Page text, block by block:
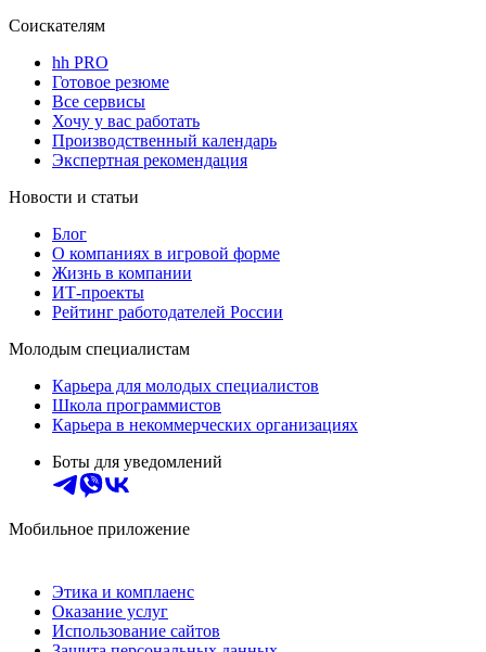
Соискателям
hh PRO
Готовое резюме
Все сервисы
Хочу у вас работать
Производственный календарь
Экспертная рекомендация
Новости и статьи
Блог
О компаниях в игровой форме
Жизнь в компании
ИТ-проекты
Рейтинг работодателей России
Молодым специалистам
Карьера для молодых специалистов
Школа программистов
Карьера в некоммерческих организациях
Боты для уведомлений
Мобильное приложение
Этика и комплаенс
Оказание услуг
Использование сайтов